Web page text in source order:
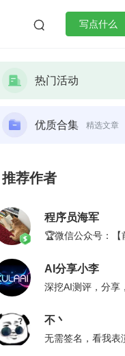
 写点什么
热门活动
优质合集 精选文章
推荐作者
程序员海军
🏆微信公众号：【
AI分享小李
深挖AI测评，分享
不丶
无需签名，看我表